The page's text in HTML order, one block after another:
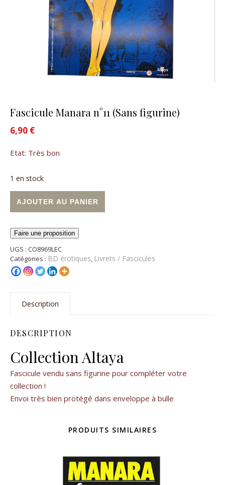
Fascicule Manara n°11 (Sans figurine)
6,90 €
Etat: Très bon
1 en stock
quantité de Fascicule Manara n°11 (Sans figurine)
AJOUTER AU PANIER
Faire une proposition
UGS : CO8969LEC
Catégories : BD érotiques, Livrets / Fascicules
Description
DESCRIPTION
Collection Altaya
Fascicule vendu sans figurine pour compléter votre
collection !
Envoi très bien protégé dans enveloppe à bulle
PRODUITS SIMILAIRES